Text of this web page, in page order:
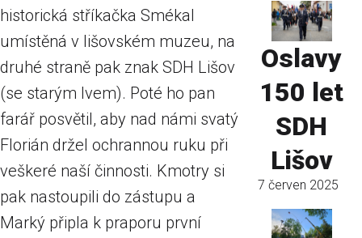
historická stříkačka Smékal
umístěná v lišovském muzeu, na
druhé straně pak znak SDH Lišov
(se starým lvem). Poté ho pan
farář posvětil, aby nad námi svatý
Florián držel ochrannou ruku při
veškeré naší činnosti. Kmotry si
pak nastoupili do zástupu a
Marký připla k praporu první
Oslavy
150 let
SDH
Lišov
7 červen 2025